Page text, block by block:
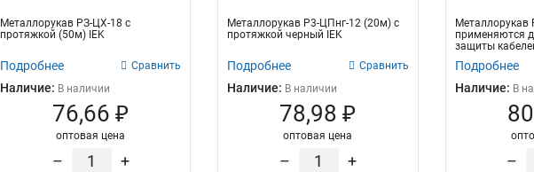
Металлорукав РЗ-ЦХ-18 с
протяжкой (50м) IEK
Подробнее Сравнить
Наличие: В наличии
76,66 ₽
оптовая цена
– +
Металлорукав Р3-ЦПнг-12 (20м) с
протяжкой черный IEK
Подробнее Сравнить
Наличие: В наличии
78,98 ₽
оптовая цена
– +
применяются
защиты
Подробнее
Наличие: В
–